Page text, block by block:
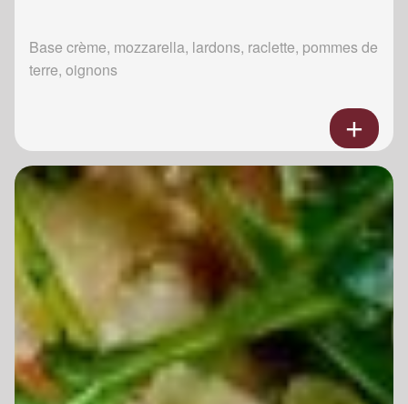
Base crème, mozzarella, lardons, raclette, pommes de
terre, oignons